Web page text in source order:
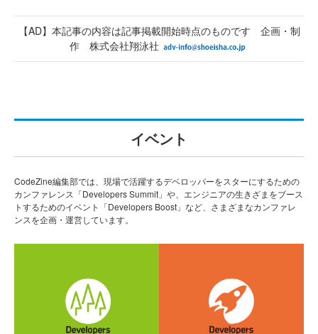
【AD】本記事の内容は記事掲載開始時点のものです 企画・制
作 株式会社翔泳社
イベント
CodeZine編集部では、現場で活躍するデベロッパーをスターにするための
カンファレンス「Developers Summit」や、エンジニアの生きざまをブース
トするためのイベント「Developers Boost」など、さまざまなカンファレ
ンスを企画・運営しています。